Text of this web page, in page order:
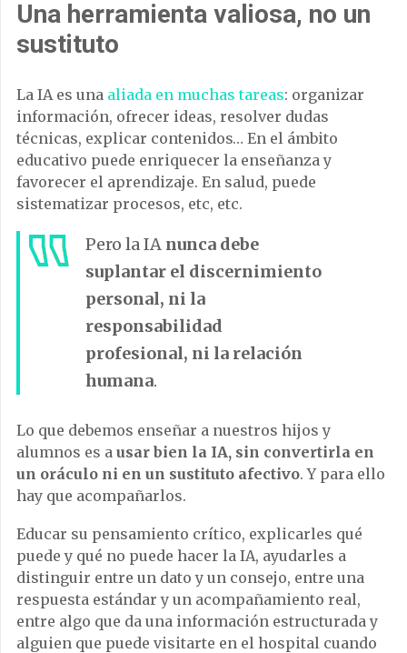
Una herramienta valiosa, no un
sustituto
La IA es una aliada en muchas tareas: organizar
información, ofrecer ideas, resolver dudas
técnicas, explicar contenidos… En el ámbito
educativo puede enriquecer la enseñanza y
favorecer el aprendizaje. En salud, puede
sistematizar procesos, etc, etc.
Pero la IA nunca debe
suplantar el discernimiento
personal, ni la
responsabilidad
profesional, ni la relación
humana.
Lo que debemos enseñar a nuestros hijos y
alumnos es a usar bien la IA, sin convertirla en
un oráculo ni en un sustituto afectivo. Y para ello
hay que acompañarlos.
Educar su pensamiento crítico, explicarles qué
puede y qué no puede hacer la IA, ayudarles a
distinguir entre un dato y un consejo, entre una
respuesta estándar y un acompañamiento real,
entre algo que da una información estructurada y
alguien que puede visitarte en el hospital cuando